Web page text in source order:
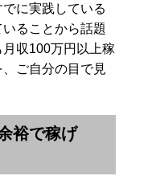
に実践している
ることから話題
収100万円以上稼
ご自分の目で見
裕で稼げ